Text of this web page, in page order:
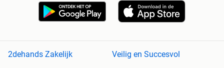
2dehands Zakelijk Veilig en Succesvol